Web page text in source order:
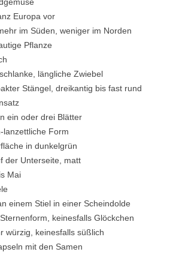
Europa vor
im Süden, weniger im Norden
Pflanze
längliche Zwiebel
Stängel, dreikantig bis fast rund
ein oder drei Blätter
lanzettliche Form
in dunkelgrün
der Unterseite, matt
Mai
einem Stiel in einer Scheindolde
keinesfalls Glöckchen
würzig, keinesfalls süßlich
mit den Samen